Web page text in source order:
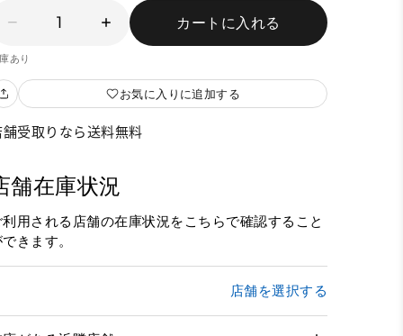
1 カートに入れる
あり
お気に入りに追加する
舗受取りなら送料無料
舗在庫状況
利用される店舗の在庫状況をこちらで確認すること
きます。
店舗を選択する